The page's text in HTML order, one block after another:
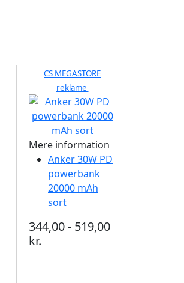
CS MEGASTORE
reklame
Mere information
Anker 30W PD
powerbank
20000 mAh
sort
344,00 - 519,00
kr.